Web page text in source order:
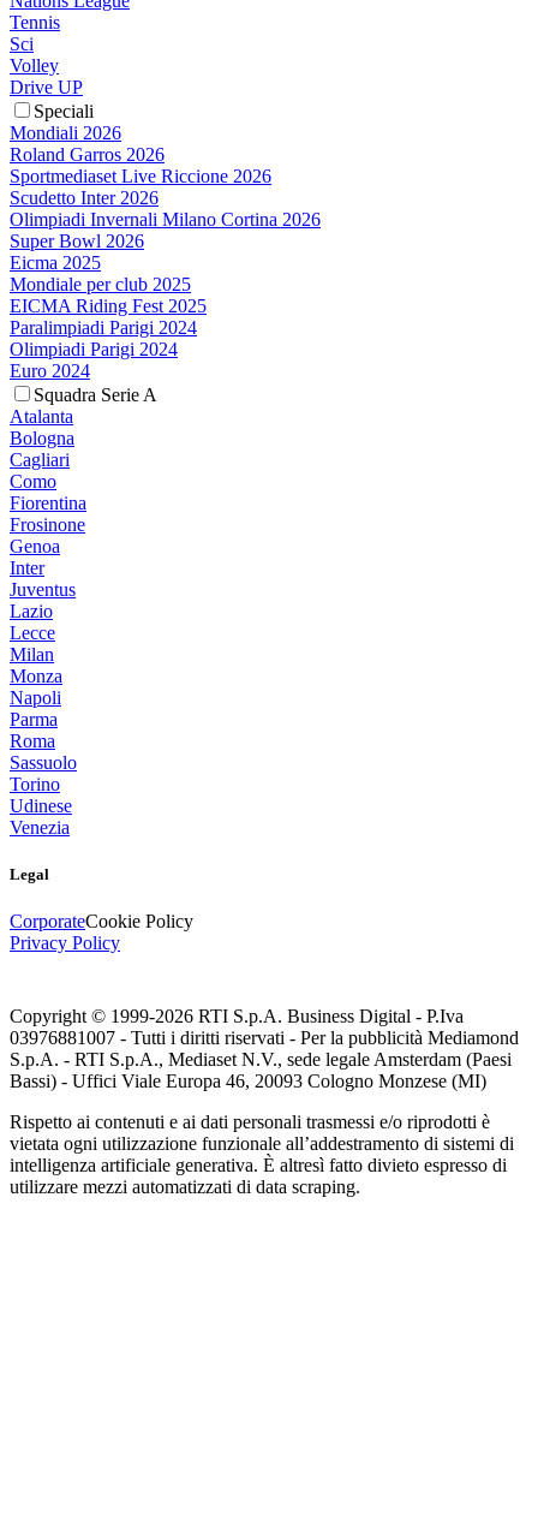
Tennis
Sci
Volley
Drive UP
Speciali
Mondiali 2026
Roland Garros 2026
Sportmediaset Live Riccione 2026
Scudetto Inter 2026
Olimpiadi Invernali Milano Cortina 2026
Super Bowl 2026
Eicma 2025
Mondiale per club 2025
EICMA Riding Fest 2025
Paralimpiadi Parigi 2024
Olimpiadi Parigi 2024
Euro 2024
Squadra Serie A
Atalanta
Bologna
Cagliari
Como
Fiorentina
Frosinone
Genoa
Inter
Juventus
Lazio
Lecce
Milan
Monza
Napoli
Parma
Roma
Sassuolo
Torino
Udinese
Venezia
Legal
CorporateCookie Policy
Privacy Policy
Copyright © 1999-2026 RTI S.p.A. Business Digital - P.Iva
03976881007 - Tutti i diritti riservati - Per la pubblicità Mediamond
S.p.A. - RTI S.p.A., Mediaset N.V., sede legale Amsterdam (Paesi
Bassi) - Uffici Viale Europa 46, 20093 Cologno Monzese (MI)
Rispetto ai contenuti e ai dati personali trasmessi e/o riprodotti è
vietata ogni utilizzazione funzionale all’addestramento di sistemi di
intelligenza artificiale generativa. È altresì fatto divieto espresso di
utilizzare mezzi automatizzati di data scraping.